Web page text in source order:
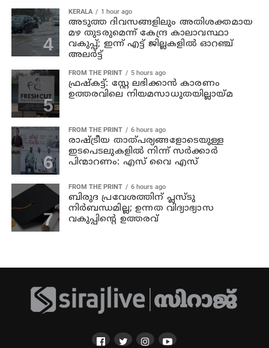
KERALA 1 hour ago
അടുത്ത ദിവസങ്ങളിലും അതിശക്തമായ
മഴ തുടരുമെന്ന് കേന്ദ്ര കാലാവസ്ഥാ
വകുപ്പ്; ഇന്ന് എട്ട് ജില്ലകളിൽ ഓറഞ്ച്
അലർട്ട്
FROM THE PRINT 5 hours ago
ഫ്രഷ്‌കട്ട്: സ്റ്റേ ലഭിക്കാന്‍ കാരണം
ഉത്തരവിലെ നിയമസാധുതയില്ലായ്മ
FROM THE PRINT 6 hours ago
രാഷ്ട്രീയ താത്പര്യങ്ങളോടെയുള്ള
ഇടപെടലുകളില്‍ നിന്ന് സര്‍ക്കാര്‍
പിന്മാറണം: എസ് വൈ എസ്
FROM THE PRINT 6 hours ago
ബിരുദ പ്രവേശത്തിന് പ്ലസ്ടു
നിര്‍ബന്ധമില്ല; ഉന്നത വിദ്യാഭ്യാസ
വകുപ്പിന്റെ ഉത്തരവ്